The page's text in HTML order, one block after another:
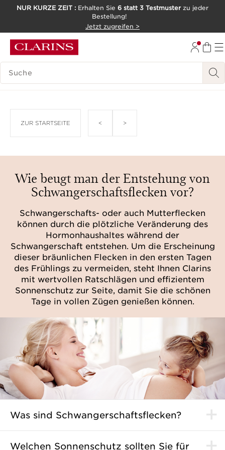
NUR KURZE ZEIT : Erhalten Sie 6 statt 3 Testmusterzu jeder
Bestellung!
Jetzt zugreifen >
LEGENDE SUCHEN
ZUR STARTSEITE < >
Wie beugt man der Entstehung von
Schwangerschaftsflecken vor?
Schwangerschafts- oder auch Mutterflecken
können durch die plötzliche Veränderung des
Hormonhaushaltes während der
Schwangerschaft entstehen. Um die Erscheinung
dieser bräunlichen Flecken in den ersten Tagen
des Frühlings zu vermeiden, steht Ihnen Clarins
mit wertvollen Ratschlägen und effizientem
Sonnenschutz zur Seite, damit Sie die schönen
Tage in vollen Zügen genießen können.
Was sind Schwangerschaftsflecken?
Welchen Sonnenschutz sollten Sie für